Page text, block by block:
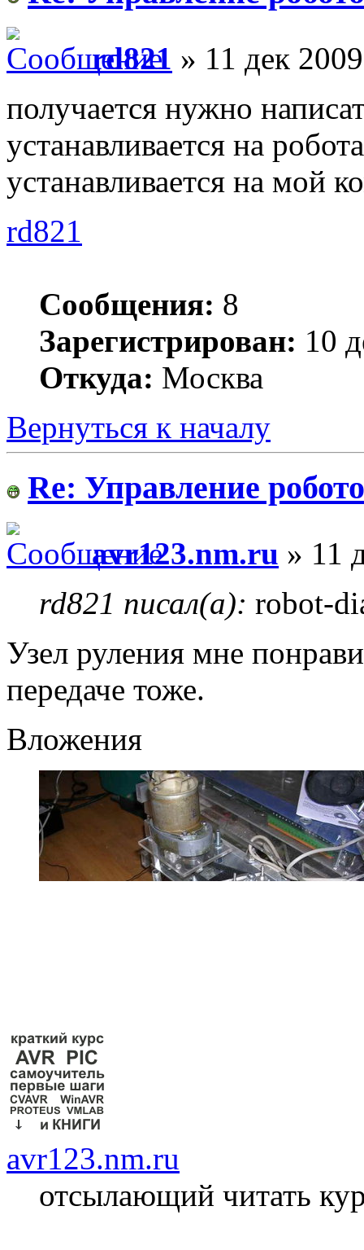
rd821 » 11 дек
получается нужно
устанавливается на
устанавливается на мой
rd821
Сообщения: 8
Зарегистрирован: 10
Откуда: Москва
Вернуться к началу
Re: Управление
avr123.nm.ru » 11
rd821 писал(а): robot-
Узел руления мне
передаче тоже.
Вложения
avr123.nm.ru
отсылающий читать